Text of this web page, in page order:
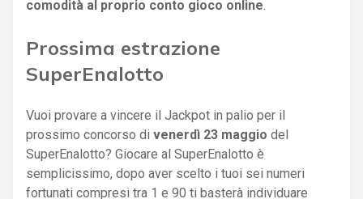
comodità al proprio conto gioco online
Prossima estrazione
SuperEnalotto
Vuoi provare a vincere il Jackpot in palio per il
prossimo concorso di venerdì 23 maggio del
SuperEnalotto? Giocare al SuperEnalotto è
semplicissimo, dopo aver scelto i tuoi sei numeri
fortunati compresi tra 1 e 90 ti basterà individuare